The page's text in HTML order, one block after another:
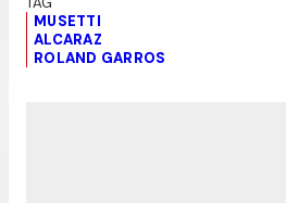
MUSETTI
ALCARAZ
ROLAND GARROS